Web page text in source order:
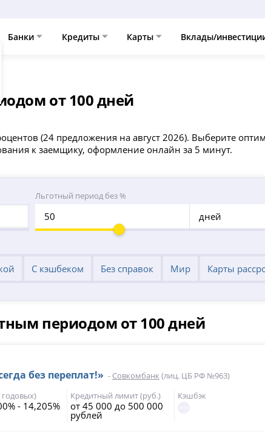
Банки Кредиты Карты Вклады/
от 100 дней
(24 предложения на август 2026). Выберите
к заемщику, оформление онлайн за 5 минут.
Льготный период без %
дней
С кэшбеком Без справок Мир Карты
периодом от 100 дней
без переплат!» - Совкомбанк (лиц. ЦБ РФ №963)
годовых)
- 14,205%
Кредитный лимит (руб.)
от 45 000 до 500 000
рублей
Кэшбэк